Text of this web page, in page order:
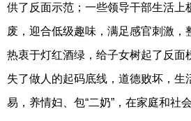
供了反面示范；一些领导干部生活上
废，迎合低级趣味，满足感官刺激，
热衷于灯红酒绿，给子女树起了反面
失了做人的起码底线，道德败坏，生
易，养情妇、包“二奶”，在家庭和社